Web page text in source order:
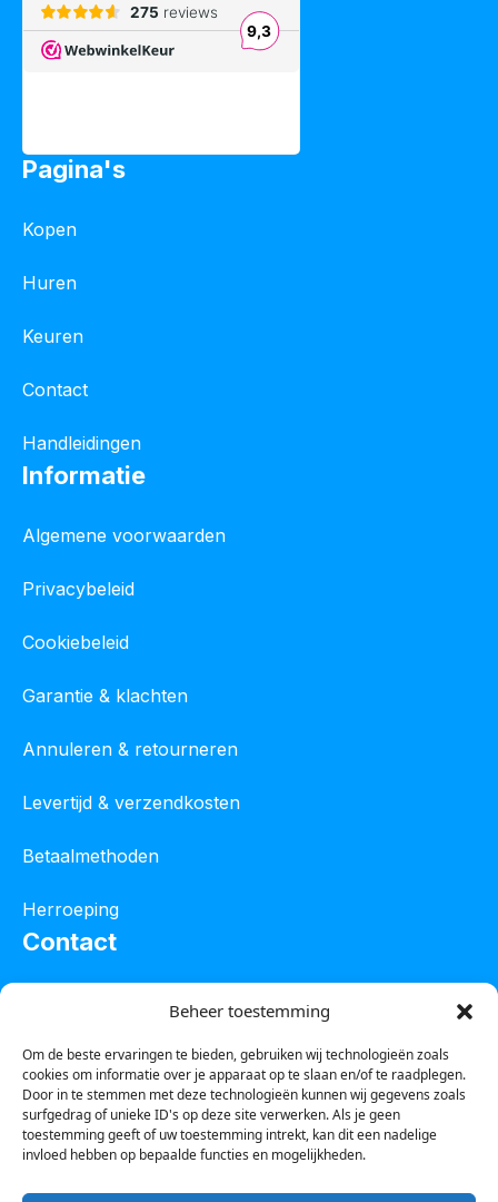
Beheer toestemming
Om de beste ervaringen te bieden, gebruiken wij technologieën zoals
cookies om informatie over je apparaat op te slaan en/of te raadplegen.
Door in te stemmen met deze technologieën kunnen wij gegevens zoals
surfgedrag of unieke ID's op deze site verwerken. Als je geen
toestemming geeft of uw toestemming intrekt, kan dit een nadelige
invloed hebben op bepaalde functies en mogelijkheden.
Pagina's
Kopen
Huren
Keuren
Contact
Handleidingen
Informatie
Algemene voorwaarden
Privacybeleid
Cookiebeleid
Garantie & klachten
Annuleren & retourneren
Levertijd & verzendkosten
Betaalmethoden
Herroeping
Contact
Tel :0850601800
Whatsapp : 0623388306